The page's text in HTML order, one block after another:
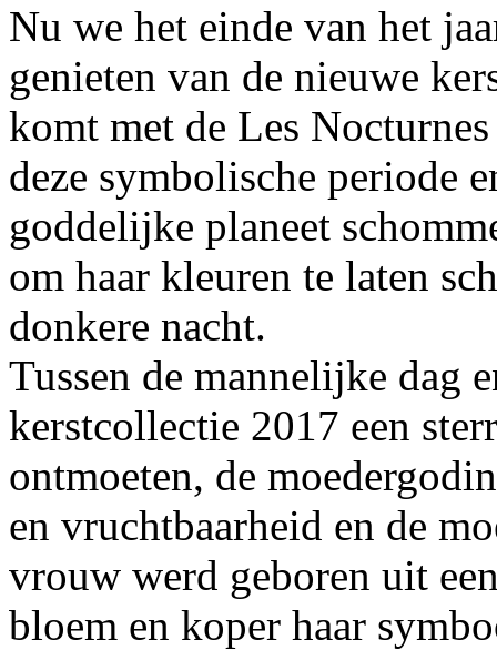
Nu we het einde van het
genieten van de nieuwe
komt met de Les
deze symbolische periode
goddelijke planeet
om haar kleuren te laten
donkere nacht.
Tussen de mannelijke dag
kerstcollectie 2017 een
ontmoeten, de
en vruchtbaarheid en de
vrouw werd geboren uit
bloem en koper haar